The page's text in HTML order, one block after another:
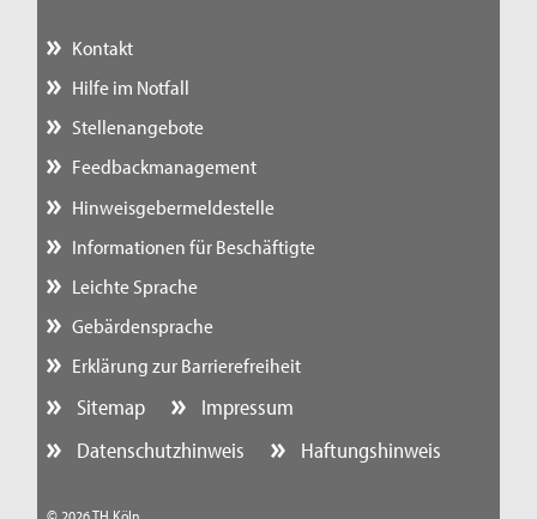
Kontakt
Hilfe im Notfall
Stellenangebote
Feedbackmanagement
Hinweisgebermeldestelle
Informationen für Beschäftigte
Leichte Sprache
Gebärdensprache
Erklärung zur Barrierefreiheit
Sitemap
Impressum
Datenschutzhinweis
Haftungshinweis
© 2026 TH Köln